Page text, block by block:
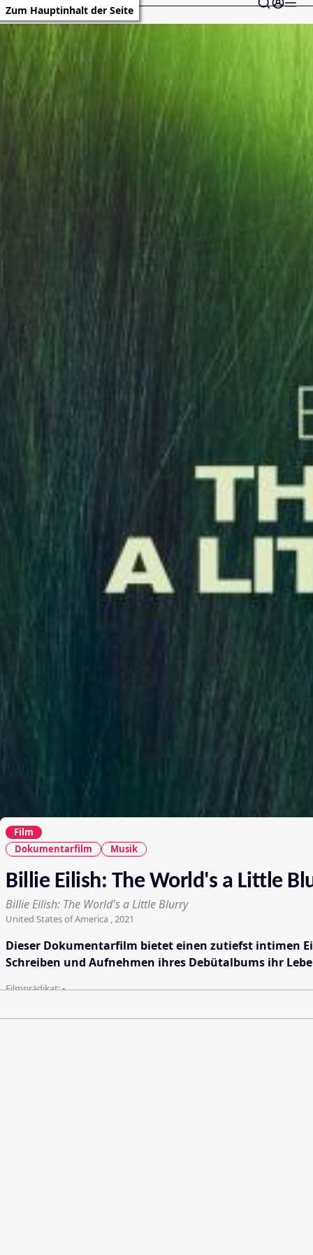
Zum Hauptinhalt der Seite
Film
Dokumentarfilm
Musik
Billie Eilish: The World's a Little
Billie Eilish: The World's a Little Blurry
United States of America , 2021
Dieser Dokumentarfilm bietet einen zutiefst intimen
Schreiben und Aufnehmen ihres Debütalbums ihr
Filmprädikat:-